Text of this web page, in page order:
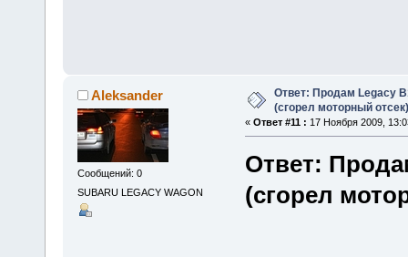
Aleksander
Сообщений: 0
SUBARU LEGACY WAGON
Ответ: Продам Legacy
(сгорел моторный отсек)
« Ответ #11 : 17 Ноября 2009,
Ответ:
(сгорел